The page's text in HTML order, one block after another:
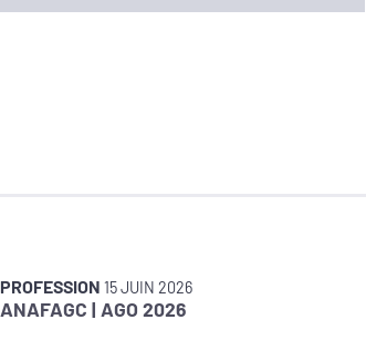
PROFESSION 15 JUIN 2026
ANAFAGC | AGO 2026